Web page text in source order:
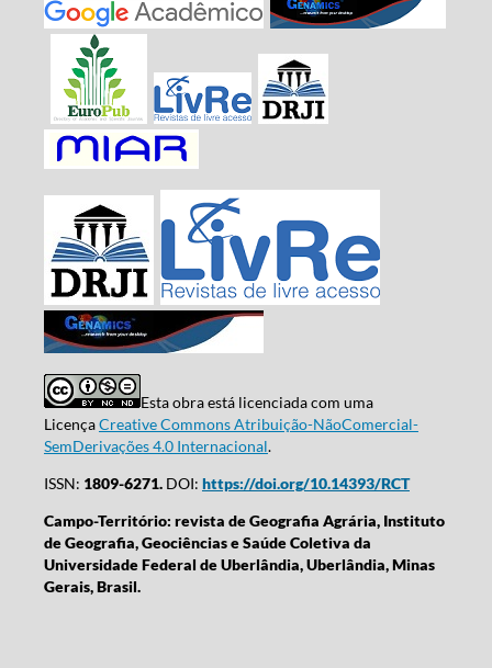
Esta obra está licenciada com uma
LicençaCreative Commons Atribuição-NãoComercial-
SemDerivações 4.0 Internacional.
ISSN: 1809-6271.DOI: https://doi.org/10.14393/RCT
Campo-Território: revista de Geografia Agrária, Instituto
de Geografia, Geociências e Saúde Coletiva da
Universidade Federal de Uberlândia, Uberlândia, Minas
Gerais, Brasil.